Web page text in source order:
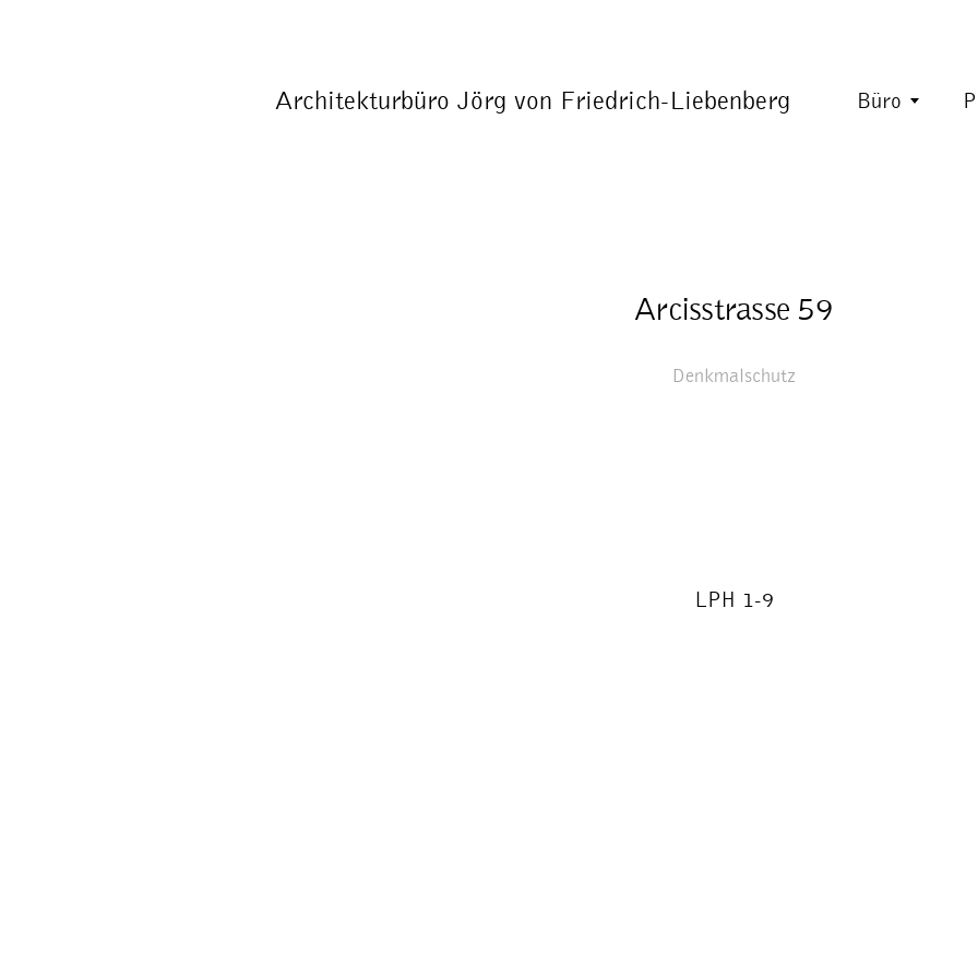
Architekturbüro Jörg von Friedrich-Liebenberg Büro
Arcisstrasse 59
Denkmalschutz
LPH 1-9